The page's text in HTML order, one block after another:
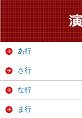
あ行
さ行
な行
ま行